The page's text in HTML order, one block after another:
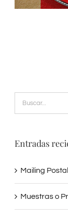
Preguntas
Buscar:
Entradas
Mailing
Muestras o